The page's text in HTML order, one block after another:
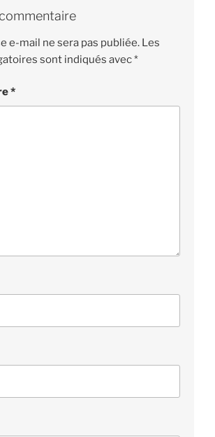
e-mail ne sera pas publiée. Les
sont indiqués avec*
*